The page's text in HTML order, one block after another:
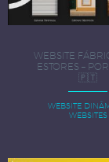
WEBSITE
ESTORES –
🇵🇹
WEBSITE
WEBSITES